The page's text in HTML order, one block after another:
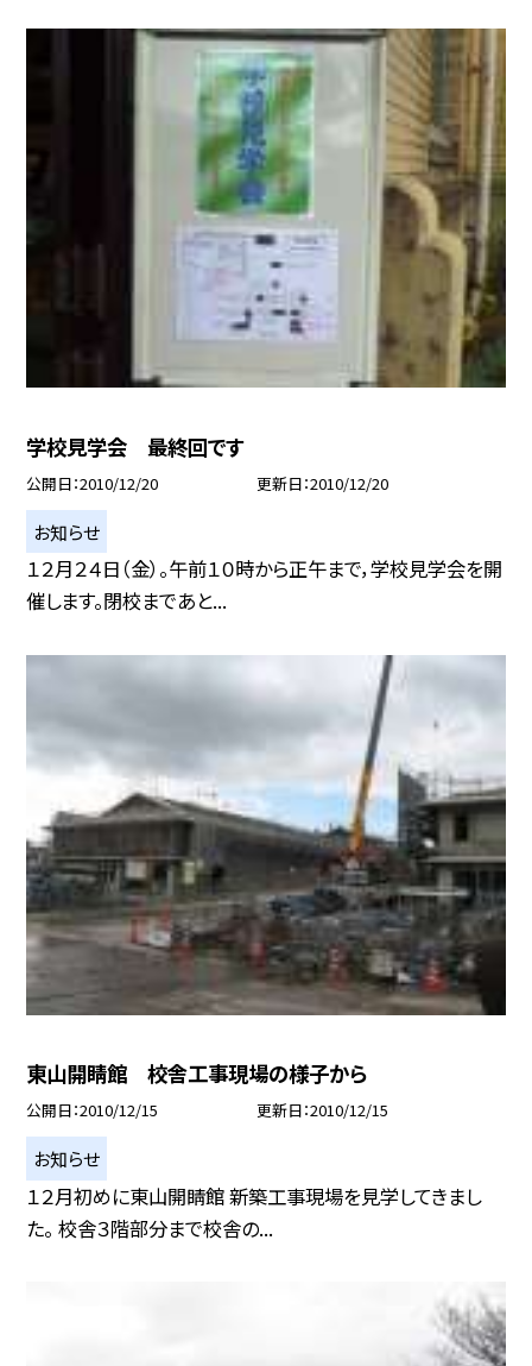
学校見学会 最終回です
公開日 2010/12/20 更新日 2010/12/20
お知らせ
１２月２４日（金）。午前１０時から正午まで，学校見学会を開
催します。閉校まであと...
東山開睛館 校舎工事現場の様子から
公開日 2010/12/15 更新日 2010/12/15
お知らせ
１２月初めに東山開睛館 新築工事現場を見学してきまし
た。 校舎３階部分まで校舎の...